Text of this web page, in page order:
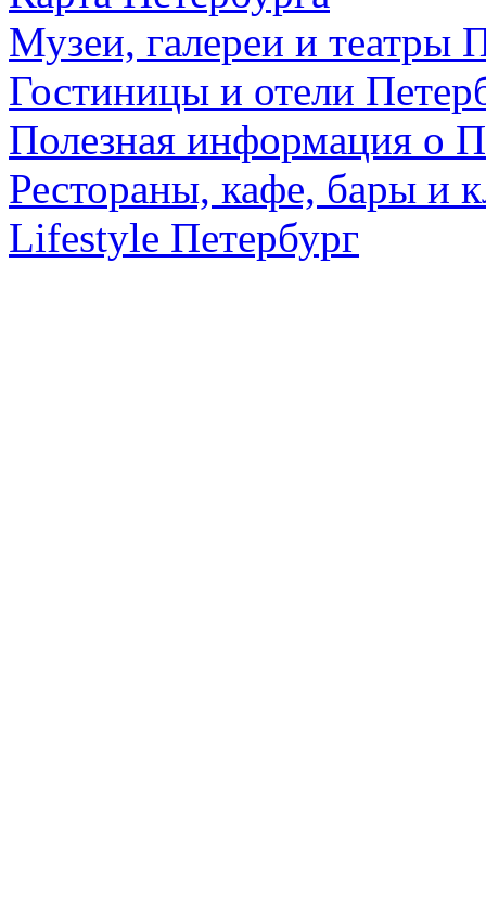
Музеи, галереи и театры
Гостиницы и отели
Полезная информация о
Рестораны, кафе, бары и
Lifestyle Петербург